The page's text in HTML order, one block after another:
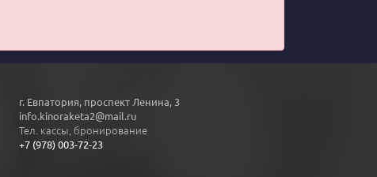
г. Евпатория, проспект Ленина, 3
info.kinoraketa2@mail.ru
Тел. кассы, бронирование
+7 (978) 003-72-23